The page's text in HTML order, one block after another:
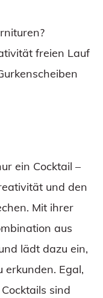
freien Lauf
ein Cocktail –
und den
Mit ihrer
aus
lädt dazu ein,
erkunden. Egal,
sind